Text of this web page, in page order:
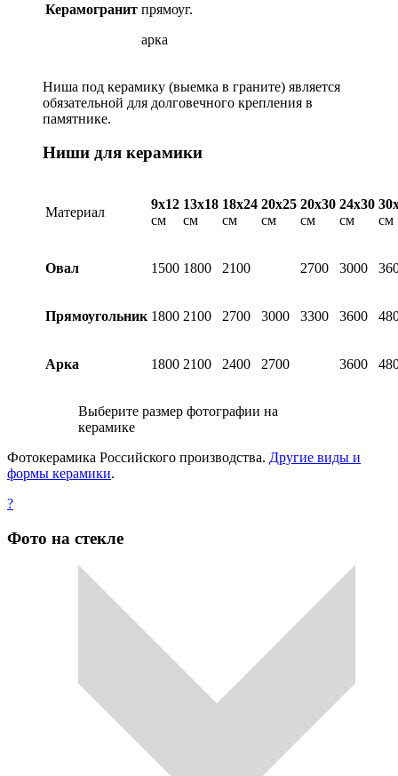
Керамогранит прямоуг.
арка
Ниша под керамику (выемка в граните) является
обязательной для долговечного крепления в
памятнике.
Ниши для керамики
Материал
9х12
см
13х18
см
18х24
см
20х25
см
20х30
см
24х30
см
см
Овал 1500 1800 2100 2700 3000
Прямоугольник 1800 2100 2700 3000 3300 3600
Арка 1800 2100 2400 2700 3600
Выберите размер фотографии на
керамике
Фотокерамика Российского производства. Другие виды и
формы керамики.
?
Фото на стекле